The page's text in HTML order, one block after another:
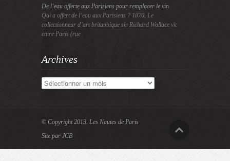
De l’eau offerte aux Parisiens pour remplacer le vin
Qui a offert de l’eau aux Parisiens ? 1870, Le
collectionneur d’art britannique sir Richard Wallace vit
entre Paris (rue
Archives
Archives
© Copyright 2013. Les Nautes de Paris
Site par JCB